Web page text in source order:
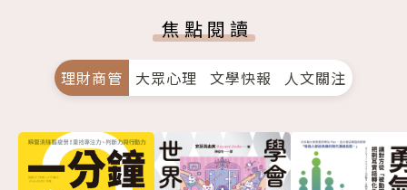
焦點閱讀
理財商管 大眾心理 文學快報 人文關注